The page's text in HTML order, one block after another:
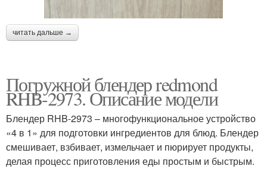
читать дальше →
Погружной блендер redmond
RHB-2973. Описание модели
Блендер RHB-2973 – многофункциональное устройство
«4 в 1» для подготовки ингредиентов для блюд. Блендер
смешивает, взбивает, измельчает и пюрирует продукты,
делая процесс приготовления еды простым и быстрым.